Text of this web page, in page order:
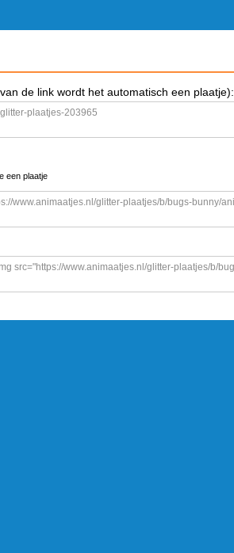
de link wordt het automatisch een plaatje):
een plaatje